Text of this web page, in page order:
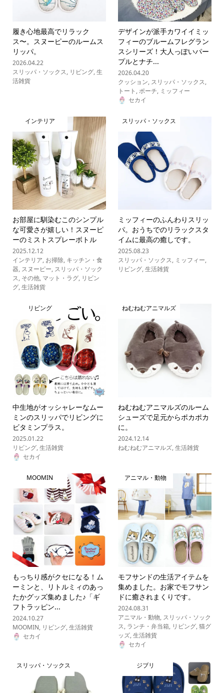
履き心地最高でリラック
ス〜。スヌーピーのルームス
リッパ。
2026.04.22
スリッパ・ソックス, リビング,生
活雑貨
デザインが派手カワイイミッ
フィーのブルームフレグラン
スシリーズ！大人っぽいパー
プルとナチ...
2026.04.20
クッション, スリッパ・ソックス,
トート ,ポーチ, ミッフィー
セカイ
インテリア
お部屋に馴染むこのシンプル
な可愛さが嬉しい！スヌーピ
ーのミストスプレーボトル
2025.12.12
インテリア, お掃除, キッチン・食
器, スヌーピー, スリッパ・ソック
ス, その他, マット・ラグ, リビン
グ,生活雑貨
スリッパ・ソックス
ミッフィーのふんわりスリッ
パ。おうちでのリラックスタ
イムに最高の癒しです。
2025.08.23
スリッパ・ソックス, ミッフィー,
リビング,生活雑貨
リビング
中生地がオッシャレーなムー
ミンのスリッパでリビングに
ビタミンプラス。
2025.01.22
リビング,生活雑貨
セカイ
ねむねむアニマルズ
ねむねむアニマルズのルーム
シューズで足元からポカポカ
に。
2024.12.14
ねむねむアニマルズ,生活雑貨
MOOMIN
もっちり感がクセになる！ム
ーミンと、リトルミィのあっ
たかグッズ集めました♪「ギ
フトラッピン...
2024.10.27
MOOMIN, リビング,生活雑貨
セカイ
アニマル・動物
モフサンドの生活アイテムを
集めました。お家でモフサン
ドに癒されまくりです。
2024.08.31
アニマル・動物, スリッパ・ソック
ス, ランチ・弁当箱, リビング,猫グ
ッズ,生活雑貨
セカイ
スリッパ・ソックス ジブリ